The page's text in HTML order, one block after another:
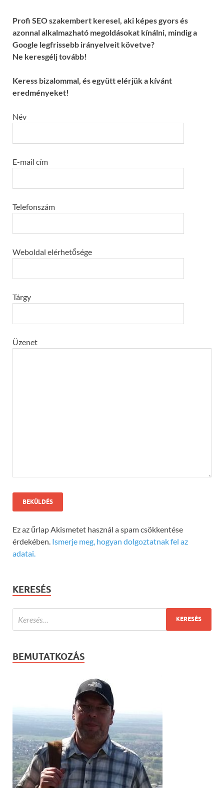
Profi SEO szakembert keresel, aki képes gyors és
azonnal alkalmazható megoldásokat kínálni, mindig a
Google legfrissebb irányelveit követve?
Ne keresgélj tovább!
Keress bizalommal, és együtt elérjük a kívánt
eredményeket!
Név
E-mail cím
Telefonszám
Weboldal elérhetősége
Tárgy
Üzenet
Ez az űrlap Akismetet használ a spam csökkentése
érdekében. Ismerje meg, hogyan dolgoztatnak fel az
adatai.
KERESÉS
BEMUTATKOZÁS